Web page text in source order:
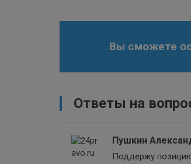
Вы сможете
Ответы на
Пушкин
Поддержу